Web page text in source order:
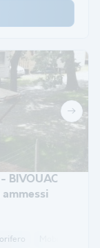
BIVOUAC